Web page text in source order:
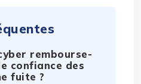
rembourse-
confiance des
fuite ?